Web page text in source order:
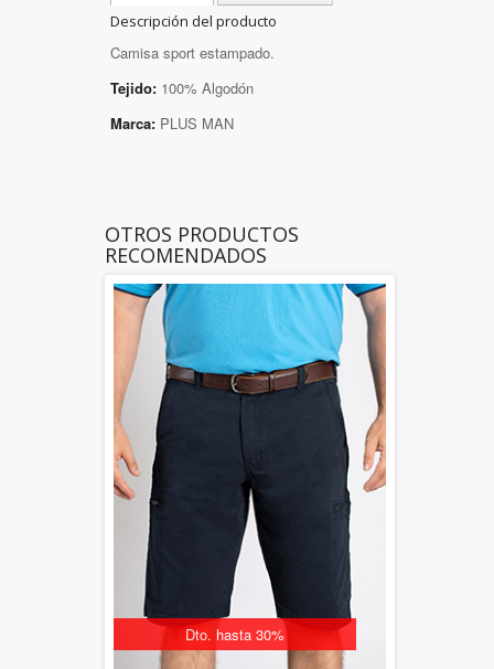
Descripción del producto
Camisa sport estampado.
Tejido: 100% Algodón
Marca: PLUS MAN
OTROS PRODUCTOS
RECOMENDADOS
Dto. hasta 30%